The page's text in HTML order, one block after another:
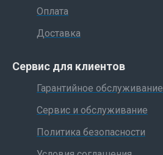
Оплата
Доставка
Сервис для клиентов
Гарантийное обслуживание
Сервис и обслуживание
Политика безопасности